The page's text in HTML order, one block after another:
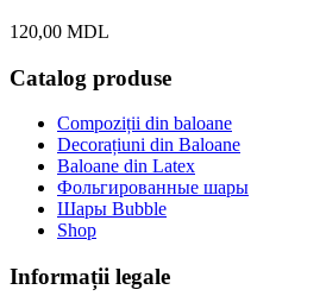
120,00 MDL
Catalog produse
Compoziții din baloane
Decorațiuni din Baloane
Baloane din Latex
Фольгированные шары
Шары Bubble
Shop
Informații legale